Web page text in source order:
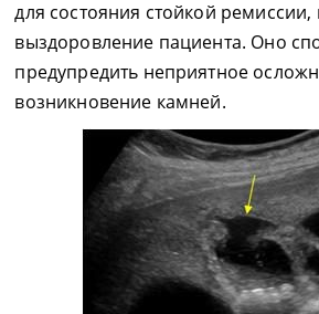
для состояния стойкой ремиссии,
выздоровление пациента. Оно
предупредить неприятное
возникновение камней.